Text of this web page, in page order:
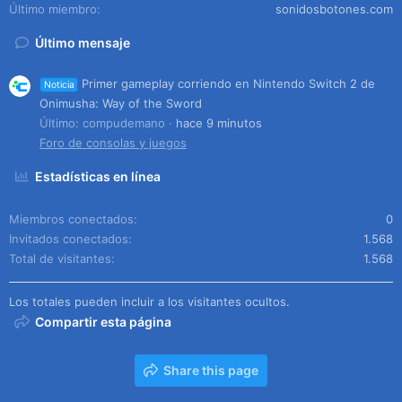
Último miembro
sonidosbotones.com
Último mensaje
Noticia
Primer gameplay corriendo en Nintendo Switch 2 de
Onimusha: Way of the Sword
Último: compudemano
hace 9 minutos
Foro de consolas y juegos
Estadísticas en línea
Miembros conectados
0
Invitados conectados
1.568
Total de visitantes
1.568
Los totales pueden incluir a los visitantes ocultos.
Compartir esta página
Share this page